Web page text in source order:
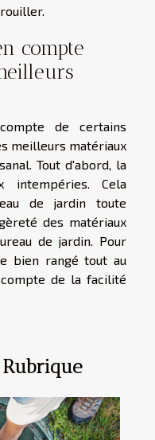
compte
de certains
meilleurs matériaux
Tout d'abord, la
intempéries. Cela
de jardin toute
des matériaux
de jardin. Pour
bien rangé tout au
de la facilité